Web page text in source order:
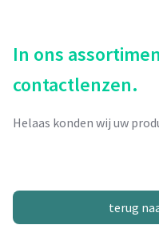
In ons
contactlenzen.
Helaas konden wij uw
terug